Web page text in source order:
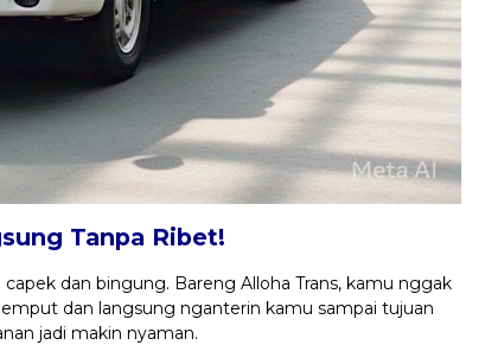
Tanpa Ribet!
dan bingung. Bareng Alloha Trans, kamu nggak
dan langsung nganterin kamu sampai tujuan
jadi makin nyaman.